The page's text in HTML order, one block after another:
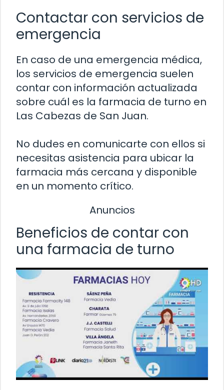
Contactar con servicios de
emergencia
En caso de una emergencia médica,
los servicios de emergencia suelen
contar con información actualizada
sobre cuál es la farmacia de turno en
Las Cabezas de San Juan.
No dudes en comunicarte con ellos si
necesitas asistencia para ubicar la
farmacia más cercana y disponible
en un momento crítico.
Anuncios
Beneficios de contar con
una farmacia de turno